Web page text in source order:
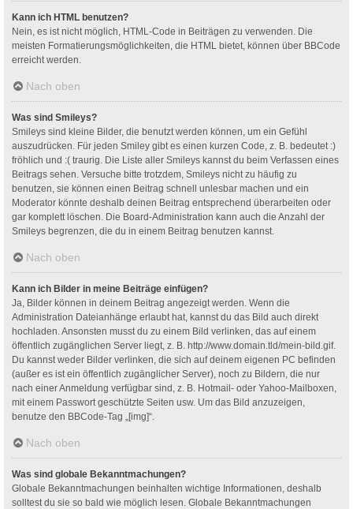
Kann ich HTML benutzen?
Nein, es ist nicht möglich, HTML-Code in Beiträgen zu verwenden. Die
meisten Formatierungsmöglichkeiten, die HTML bietet, können über BBCode
erreicht werden.
Nach oben
Was sind Smileys?
Smileys sind kleine Bilder, die benutzt werden können, um ein Gefühl
auszudrücken. Für jeden Smiley gibt es einen kurzen Code, z. B. bedeutet :)
fröhlich und :( traurig. Die Liste aller Smileys kannst du beim Verfassen eines
Beitrags sehen. Versuche bitte trotzdem, Smileys nicht zu häufig zu
benutzen, sie können einen Beitrag schnell unlesbar machen und ein
Moderator könnte deshalb deinen Beitrag entsprechend überarbeiten oder
gar komplett löschen. Die Board-Administration kann auch die Anzahl der
Smileys begrenzen, die du in einem Beitrag benutzen kannst.
Nach oben
Kann ich Bilder in meine Beiträge einfügen?
Ja, Bilder können in deinem Beitrag angezeigt werden. Wenn die
Administration Dateianhänge erlaubt hat, kannst du das Bild auch direkt
hochladen. Ansonsten musst du zu einem Bild verlinken, das auf einem
öffentlich zugänglichen Server liegt, z. B. http://www.domain.tld/mein-bild.gif.
Du kannst weder Bilder verlinken, die sich auf deinem eigenen PC befinden
(außer es ist ein öffentlich zugänglicher Server), noch zu Bildern, die nur
nach einer Anmeldung verfügbar sind, z. B. Hotmail- oder Yahoo-Mailboxen,
mit einem Passwort geschützte Seiten usw. Um das Bild anzuzeigen,
benutze den BBCode-Tag „[img]“.
Nach oben
Was sind globale Bekanntmachungen?
Globale Bekanntmachungen beinhalten wichtige Informationen, deshalb
solltest du sie so bald wie möglich lesen. Globale Bekanntmachungen